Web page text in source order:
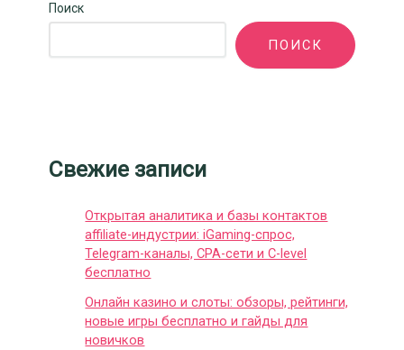
Поиск
ПОИСК
Свежие записи
Открытая аналитика и базы контактов
affiliate-индустрии: iGaming-спрос,
Telegram-каналы, CPA-сети и C-level
бесплатно
Онлайн казино и слоты: обзоры, рейтинги,
новые игры бесплатно и гайды для
новичков